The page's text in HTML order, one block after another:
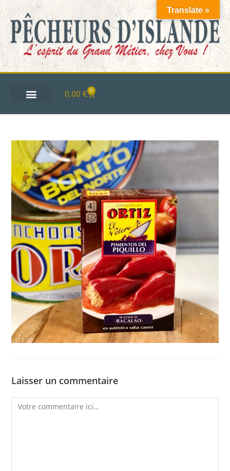
0,00 € 0
Laisser un commentaire
Translate »